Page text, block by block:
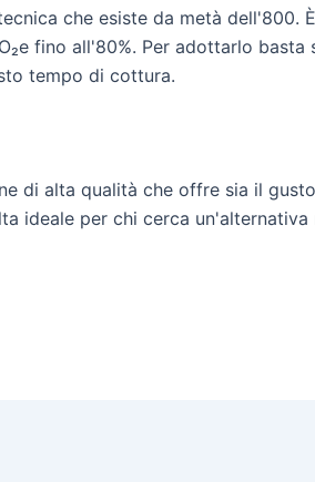
che esiste da metà dell'800.
fino all'80%. Per adottarlo
tempo di cottura.
di alta qualità che offre sia il
ideale per chi cerca un'alternativa